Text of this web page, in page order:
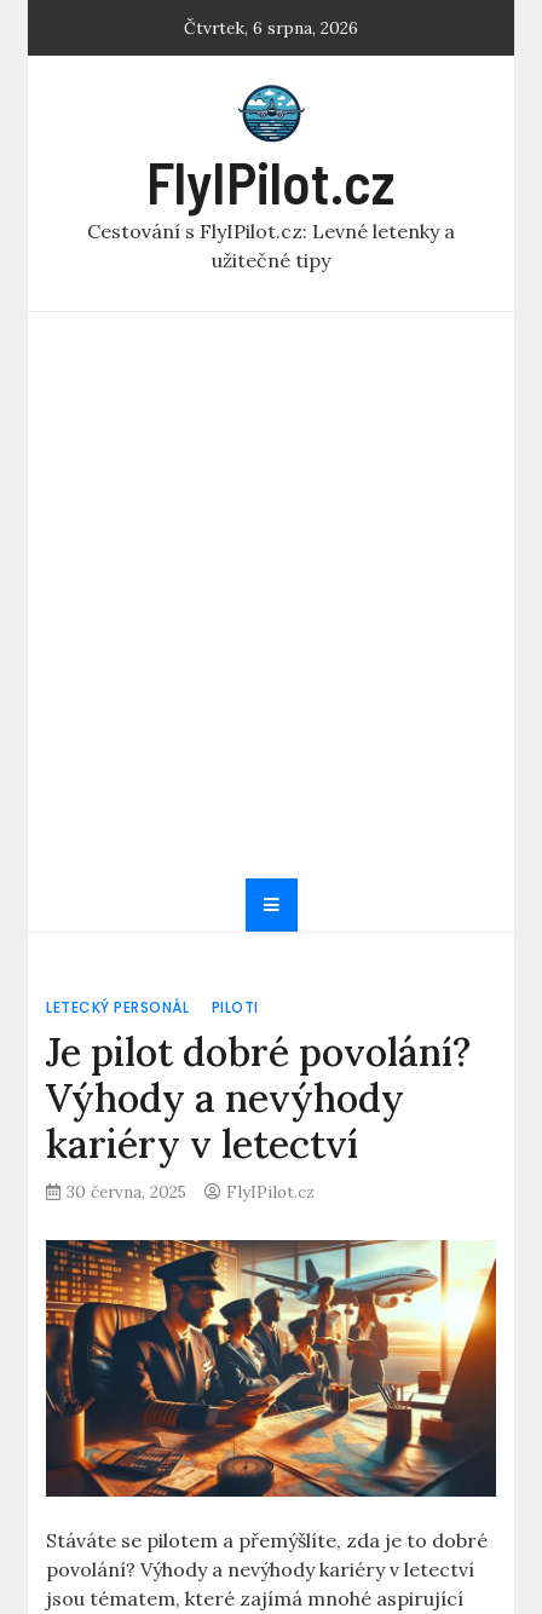
Čtvrtek, 6 srpna, 2026
FlyIPilot.cz
Cestování s FlyIPilot.cz: Levné letenky a
užitečné tipy
LETECKÝ PERSONÁL PILOTI
Je pilot dobré povolání?
Výhody a nevýhody
kariéry v letectví
30 června, 2025 FlyIPilot.cz
Stáváte‍ se pilotem a ​přemýšlíte, zda je to dobré
povolání? Výhody⁤ a ‌nevýhody kariéry v letectví
jsou tématem, ‌které zajímá mnohé aspirující